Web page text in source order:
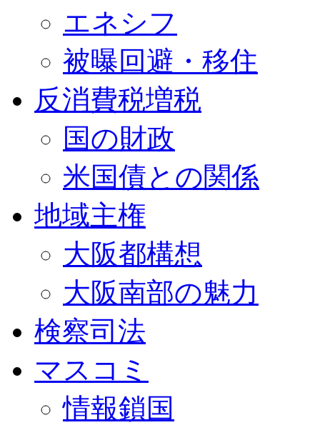
エネシフ
被曝回避・移住
反消費税増税
国の財政
米国債との関係
地域主権
大阪都構想
大阪南部の魅力
検察司法
マスコミ
情報鎖国